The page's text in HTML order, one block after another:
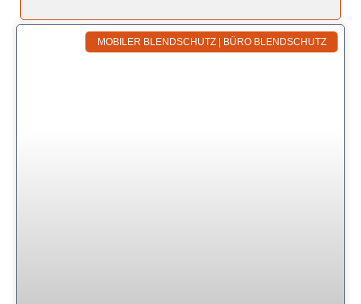
MOBILER BLENDSCHUTZ | BÜRO BLENDSCHUTZ